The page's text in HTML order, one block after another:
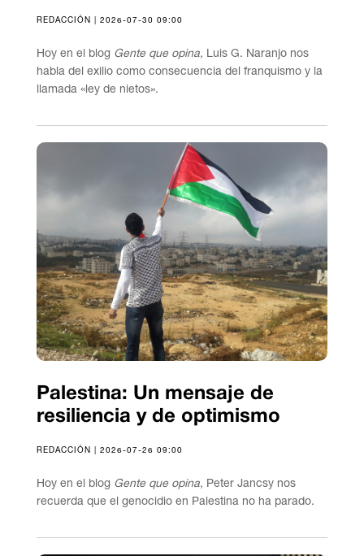
REDACCIÓN | 2026-07-30 09:00
Hoy en el blog Gente que opina, Luis G. Naranjo nos
habla del exilio como consecuencia del franquismo y la
llamada «ley de nietos».
Palestina: Un mensaje de
resiliencia y de optimismo
REDACCIÓN | 2026-07-26 09:00
Hoy en el blog Gente que opina, Peter Jancsy nos
recuerda que el genocidio en Palestina no ha parado.